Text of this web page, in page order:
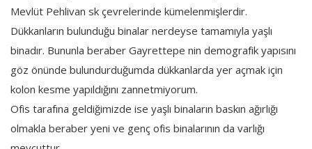
Mevlüt Pehlivan sk çevrelerinde kümelenmişlerdir.
Dükkanların bulunduğu binalar nerdeyse tamamıyla yaşlı
binadır. Bununla beraber Gayrettepe nin demografik yapısını
göz önünde bulundurduğumda dükkanlarda yer açmak için
kolon kesme yapıldığını zannetmiyorum.
Ofis tarafına geldiğimizde ise yaşlı binaların baskın ağırlığı
olmakla beraber yeni ve genç ofis binalarının da varlığı